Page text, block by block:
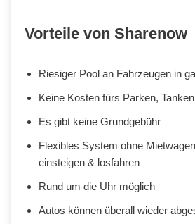
Vorteile von Sharenow
Riesiger Pool an Fahrzeugen in
Keine Kosten fürs Parken,
Es gibt keine Grundgebühr
Flexibles System ohne
einsteigen & losfahren
Rund um die Uhr möglich
Autos können überall wieder